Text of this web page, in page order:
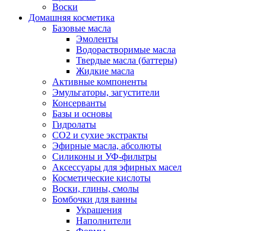
Воски
Домашняя косметика
Базовые масла
Эмоленты
Водорастворимые масла
Твердые масла (баттеры)
Жидкие масла
Активные компоненты
Эмульгаторы, загустители
Консерванты
Базы и основы
Гидролаты
СО2 и сухие экстракты
Эфирные масла, абсолюты
Силиконы и УФ-фильтры
Аксессуары для эфирных масел
Косметические кислоты
Воски, глины, смолы
Бомбочки для ванны
Украшения
Наполнители